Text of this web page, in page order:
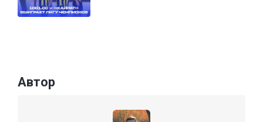
Автор